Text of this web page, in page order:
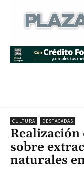
CULTURA DESTACADAS
sobre
naturales